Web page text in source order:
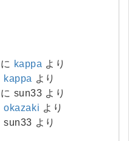
に kappa より
kappa より
に sun33 より
okazaki より
sun33 より